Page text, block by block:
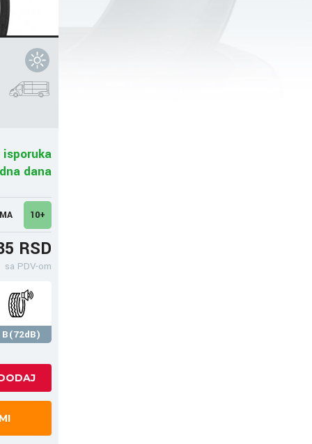
dana
10+
RSD
sa PDV-om
B(72dB)